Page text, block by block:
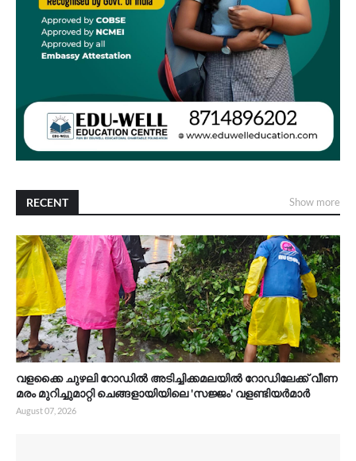
RECENT Show more
വളക്കൈ ചുഴലി റോഡിൽ അടിച്ചിക്കമലയിൽ റോഡിലേക്ക് വീണ
മരം മുറിച്ചുമാറ്റി ചെങ്ങളായിയിലെ 'സജ്ജം' വളണ്ടിയർമാർ
August 07, 2026